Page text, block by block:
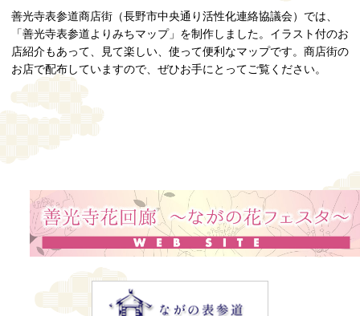
善光寺表参道商店街（長野市中央通り活性化連絡協議会）では、
「善光寺表参道よりみちマップ」を制作しました。イラスト付のお
店紹介もあって、見て楽しい、使って便利なマップです。商店街の
お店で配布していますので、ぜひお手にとってご覧ください。